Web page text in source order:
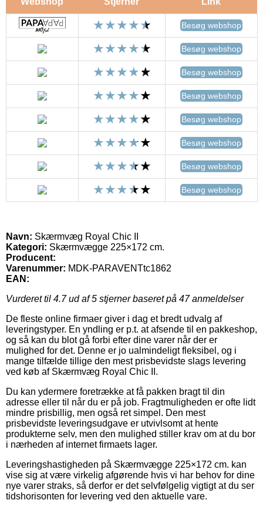
Besøg webshop
Besøg webshop
Besøg webshop
Besøg webshop
Besøg webshop
Besøg webshop
Besøg webshop
Besøg webshop
Navn: Skærmvæg Royal Chic II
Kategori: Skærmvægge 225×172 cm.
Producent:
Varenummer: MDK-PARAVENTtc1862
EAN:
Vurderet til 4.7ud af 5 stjerner baseret på 47anmeldelser
De fleste online firmaer giver i dag et bredt udvalg af
leveringstyper. En yndling er p.t. at afsende til en pakkeshop,
og så kan du blot gå forbi efter dine varer når der er
mulighed for det. Denne er jo ualmindeligt fleksibel, og i
mange tilfælde tillige den mest prisbevidste slags levering
ved køb af Skærmvæg Royal Chic II.
Du kan ydermere foretrække at få pakken bragt til din
adresse eller til når du er på job. Fragtmuligheden er ofte lidt
mindre prisbillig, men også ret simpel. Den mest
prisbevidste leveringsudgave er utvivlsomt at hente
produkterne selv, men den mulighed stiller krav om at du bor
i nærheden af internet firmaets lager.
Leveringshastigheden på Skærmvægge 225×172 cm. kan
vise sig at være virkelig afgørende hvis vi har behov for dine
nye varer straks, så derfor er det selvfølgelig vigtigt at du ser
tidshorisonten for levering ved den aktuelle vare.